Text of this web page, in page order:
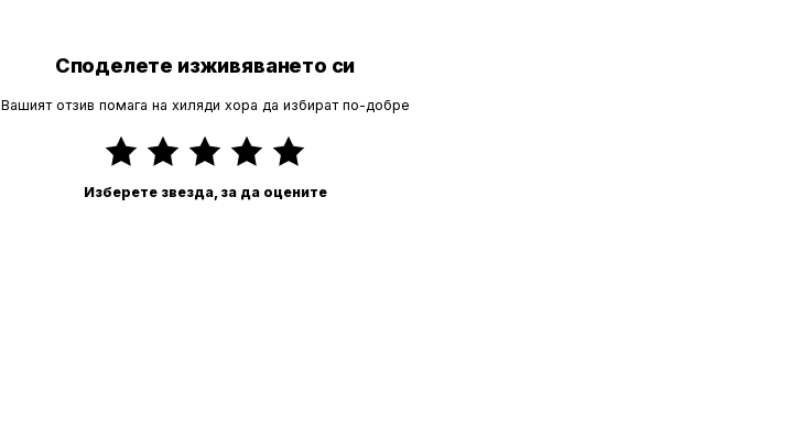
Споделете изживяването си
Вашият отзив помага на хиляди хора да избират по-добре
Изберете звезда, за да оцените